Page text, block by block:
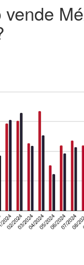
vende